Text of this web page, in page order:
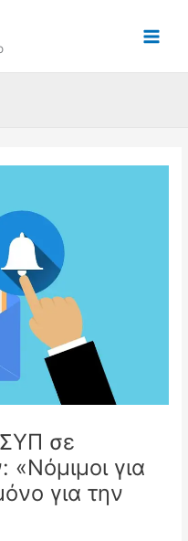
σε
για
για την